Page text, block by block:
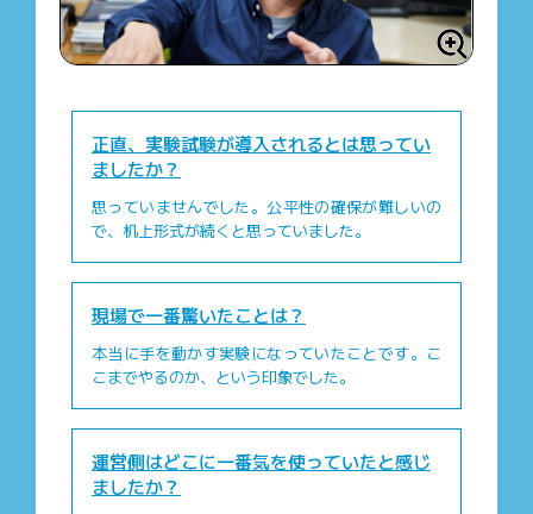
正直、実験試験が導入されるとは思ってい
ましたか？
思っていませんでした。公平性の確保が難しいの
で、机上形式が続くと思っていました。
現場で一番驚いたことは？
本当に手を動かす実験になっていたことです。こ
こまでやるのか、という印象でした。
運営側はどこに一番気を使っていたと感じ
ましたか？